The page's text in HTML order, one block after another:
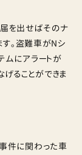
を出せばそのナ
す。盗難車がNシ
ムにアラートが
ることができま
件に関わった車